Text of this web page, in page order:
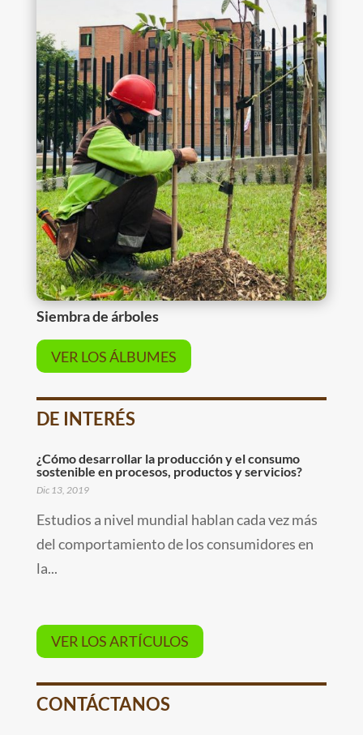
Siembra de árboles
VER LOS ÁLBUMES
DE INTERÉS
¿Cómo desarrollar la producción y el consumo
sostenible en procesos, productos y servicios?
Dic 13, 2019
Estudios a nivel mundial hablan cada vez más
del comportamiento de los consumidores en
la...
VER LOS ARTÍCULOS
CONTÁCTANOS